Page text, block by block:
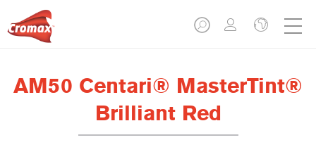
AM50 Centari® MasterTint®
Brilliant Red